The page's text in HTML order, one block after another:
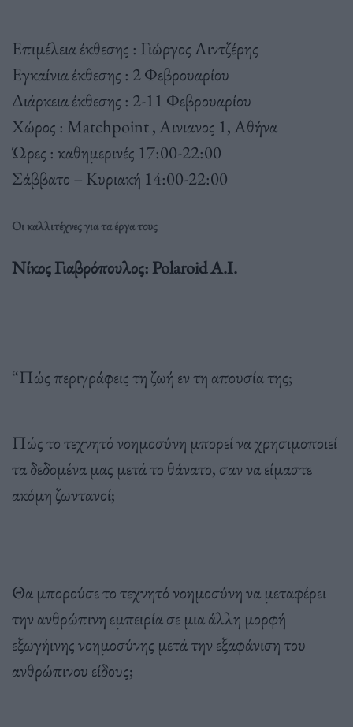
Επιμέλεια έκθεσης : Γιώργος Λιντζέρης
Εγκαίνια έκθεσης : 2 Φεβρουαρίου
Διάρκεια έκθεσης : 2-11 Φεβρουαρίου
Χώρος : Matchpoint , Αινιανος 1, Αθήνα
Ώρες : καθημερινές 17:00-22:00
Σάββατο – Κυριακή 14:00-22:00
Oι καλλιτέχνες για τα έργα τους
Νίκος Γιαβρόπουλος: Polaroid A.I.
“Πώς περιγράφεις τη ζωή εν τη απουσία της;
Πώς το τεχνητό νοημοσύνη μπορεί να χρησιμοποιεί
τα δεδομένα μας μετά το θάνατο, σαν να είμαστε
ακόμη ζωντανοί;
Θα μπορούσε το τεχνητό νοημοσύνη να μεταφέρει
την ανθρώπινη εμπειρία σε μια άλλη μορφή
εξωγήινης νοημοσύνης μετά την εξαφάνιση του
ανθρώπινου είδους;